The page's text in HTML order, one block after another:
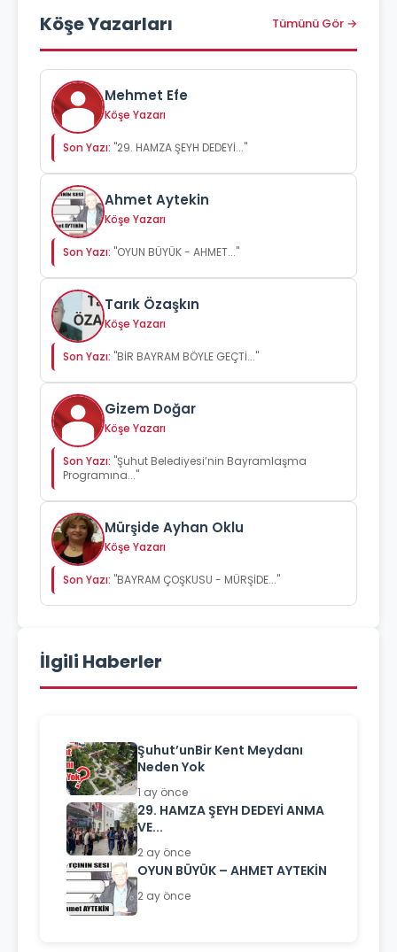
Köşe Yazarları Tümünü Gör →
Mehmet Efe
Köşe Yazarı
Son Yazı: "29. HAMZA ŞEYH DEDEYİ..."
Ahmet Aytekin
Köşe Yazarı
Son Yazı: "OYUN BÜYÜK - AHMET..."
Tarık Özaşkın
Köşe Yazarı
Son Yazı: "BİR BAYRAM BÖYLE GEÇTİ..."
Gizem Doğar
Köşe Yazarı
Son Yazı: "Şuhut Belediyesi’nin Bayramlaşma
Programına..."
Mürşide Ayhan Oklu
Köşe Yazarı
Son Yazı: "BAYRAM ÇOŞKUSU - MÜRŞİDE..."
İlgili Haberler
Şuhut’unBir Kent Meydanı
Neden Yok
1 ay önce
29. HAMZA ŞEYH DEDEYİ ANMA
VE...
2 ay önce
OYUN BÜYÜK – AHMET AYTEKİN
2 ay önce